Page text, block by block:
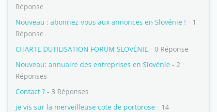
Réponse
Nouveau : abonnez-vous aux annonces en Slovénie ! - 1
Réponse
CHARTE DUTILISATION FORUM SLOVÉNIE - 0 Réponse
Nouveau: annuaire des entreprises en Slovénie - 2
Réponses
Contact ? - 3 Réponses
je vis sur la merveilleuse cote de portorose - 14